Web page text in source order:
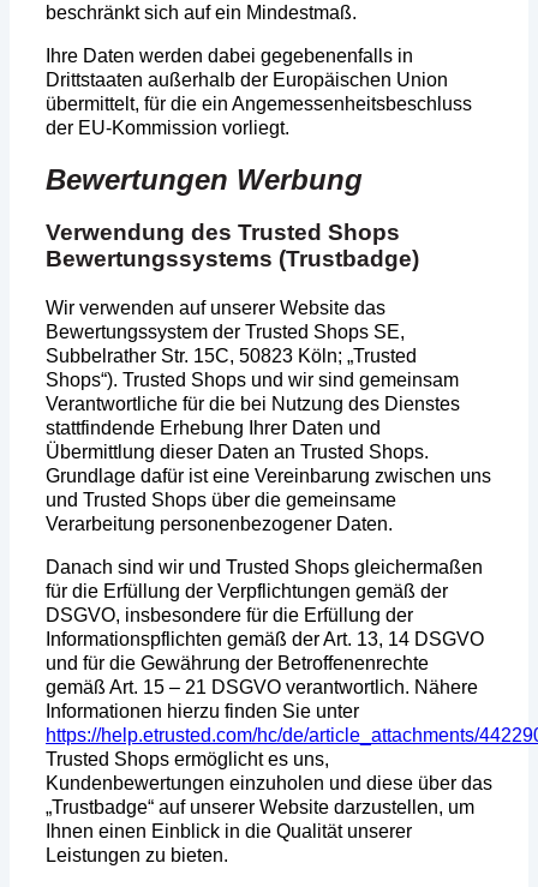
beschränkt sich auf ein Mindestmaß.
Ihre Daten werden dabei gegebenenfalls in
Drittstaaten außerhalb der Europäischen Union
übermittelt, für die ein Angemessenheitsbeschluss
der EU-Kommission vorliegt.
Bewertungen Werbung
Verwendung des Trusted Shops
Bewertungssystems (Trustbadge)
Wir verwenden auf unserer Website das
Bewertungssystem der Trusted Shops SE,
Subbelrather Str. 15C, 50823 Köln; „Trusted
Shops“). Trusted Shops und wir sind gemeinsam
Verantwortliche für die bei Nutzung des Dienstes
stattfindende Erhebung Ihrer Daten und
Übermittlung dieser Daten an Trusted Shops.
Grundlage dafür ist eine Vereinbarung zwischen uns
und Trusted Shops über die gemeinsame
Verarbeitung personenbezogener Daten.
Danach sind wir und Trusted Shops gleichermaßen
für die Erfüllung der Verpflichtungen gemäß der
DSGVO, insbesondere für die Erfüllung der
Informationspflichten gemäß der Art. 13, 14 DSGVO
und für die Gewährung der Betroffenenrechte
gemäß Art. 15 – 21 DSGVO verantwortlich. Nähere
Informationen hierzu finden Sie unter
https://help.etrusted.com/hc/de/article_attachments/
Trusted Shops ermöglicht es uns,
Kundenbewertungen einzuholen und diese über das
„Trustbadge“ auf unserer Website darzustellen, um
Ihnen einen Einblick in die Qualität unserer
Leistungen zu bieten.